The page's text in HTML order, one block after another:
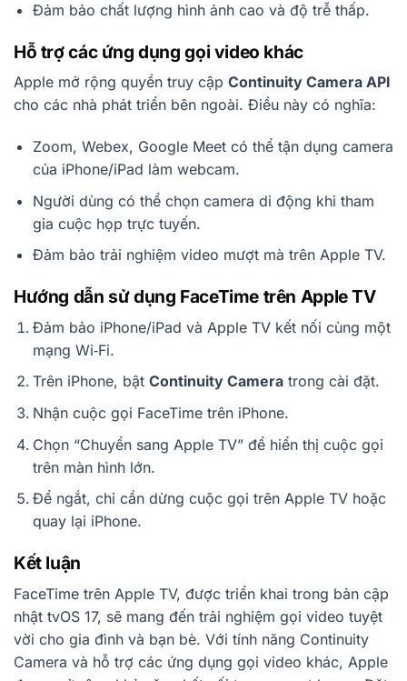
Đảm bảo chất lượng hình ảnh cao và độ trễ thấp.
Hỗ trợ các ứng dụng gọi video khác
Apple mở rộng quyền truy cập Continuity Camera API
cho các nhà phát triển bên ngoài. Điều này có nghĩa:
Zoom, Webex, Google Meet có thể tận dụng camera
của iPhone/iPad làm webcam.
Người dùng có thể chọn camera di động khi tham
gia cuộc họp trực tuyến.
Đảm bảo trải nghiệm video mượt mà trên Apple TV.
Hướng dẫn sử dụng FaceTime trên Apple TV
Đảm bảo iPhone/iPad và Apple TV kết nối cùng một
mạng Wi‑Fi.
Trên iPhone, bật Continuity Cameratrong cài đặt.
Nhận cuộc gọi FaceTime trên iPhone.
Chọn “Chuyển sang Apple TV” để hiển thị cuộc gọi
trên màn hình lớn.
Để ngắt, chỉ cần dừng cuộc gọi trên Apple TV hoặc
quay lại iPhone.
Kết luận
FaceTime trên Apple TV, được triển khai trong bản cập
nhật tvOS 17, sẽ mang đến trải nghiệm gọi video tuyệt
vời cho gia đình và bạn bè. Với tính năng Continuity
Camera và hỗ trợ các ứng dụng gọi video khác, Apple